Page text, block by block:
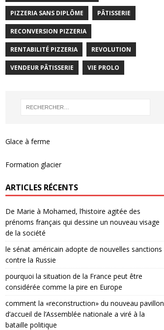
PIZZERIA SANS DIPLÔME PÂTISSERIE
RECONVERSION PIZZERIA
RENTABILITÉ PIZZERIA REVOLUTION
VENDEUR PÂTISSERIE VIE PROLO
Glace à ferme
Formation glacier
ARTICLES RÉCENTS
De Marie à Mohamed, l’histoire agitée des
prénoms français qui dessine un nouveau visage
de la société
le sénat américain adopte de nouvelles sanctions
contre la Russie
pourquoi la situation de la France peut être
considérée comme la pire en Europe
comment la «reconstruction» du nouveau pavillon
d’accueil de l’Assemblée nationale a viré à la
bataille politique